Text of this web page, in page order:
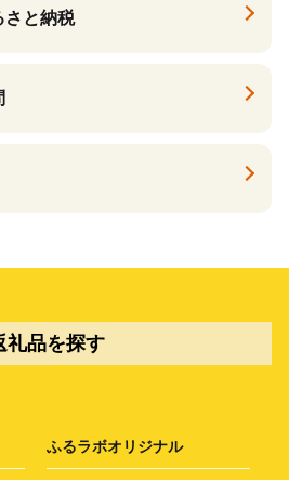
さと納税
礼品を探す
ふるラボオリジナル